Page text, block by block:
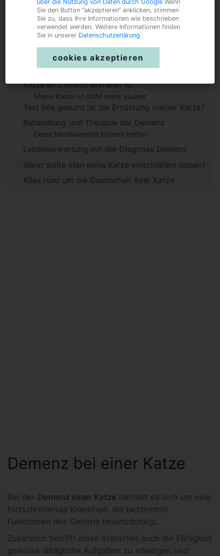
Inhaltsverzeichnis
Diagnose Demenz einer Katze
Katze an Demenz erkrankt ist
Meine Katze ist nicht mehr sauber
Test Wie gesund ist die Ernährung meiner Katze?
Behandlung und Therapie der Demenz
Diese Medikamente können helfen
Lebenserwartung mit der Diagnose Demenz
Wann sollte man seine Katze einschläfern lassen?
Alles rund um die Gesundheit Ihrer Katze
Demenz bei einer Katze
Bei der Demenz einer Katze handelt es sich um eine
fortschreitende Krankheit, die bestimmte
Funktionen des Gehirns beeinträchtigt.
Zusätzlich betrifft diese Krankheit auch die Fähigkeit
gewisse alltägliche Aufgaben zu erledigen und
über die Nutzung von Daten durch Google Wenn
Sie den Button "akzeptieren“ anklicken, stimmen
Sie zu, dass Ihre Informationen wie beschrieben
verwendet werden. Weitere Informationen finden
Sie in unserer Datenschutzerlärung
cookies akzeptieren